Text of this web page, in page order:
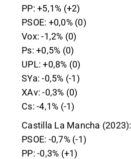
PP: +5,1% (+2)
PSOE: +0,0% (0)
Vox: -1,2% (0)
Ps: +0,5% (0)
UPL: +0,8% (0)
SYa: -0,5% (-1)
XAv: -0,3% (0)
Cs: -4,1% (-1)
Castilla La Mancha (2023):
PSOE: -0,7% (-1)
PP: -0,3% (+1)